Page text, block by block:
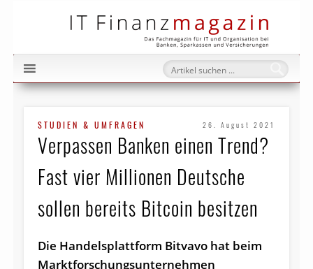
STUDIEN & UMFRAGEN 26. August 2021
Verpassen Banken einen Trend?
Fast vier Millionen Deutsche
sollen bereits Bitcoin besitzen
Die Handelsplattform Bitvavo hat beim
Marktforschungsunternehmen